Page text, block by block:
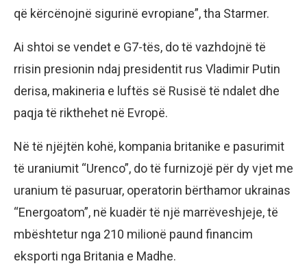
që kërcënojnë sigurinë evropiane”, tha Starmer.
Ai shtoi se vendet e G7-tës, do të vazhdojnë të
rrisin presionin ndaj presidentit rus Vladimir Putin
derisa, makineria e luftës së Rusisë të ndalet dhe
paqja të rikthehet në Evropë.
Në të njëjtën kohë, kompania britanike e pasurimit
të uraniumit “Urenco”, do të furnizojë për dy vjet me
uranium të pasuruar, operatorin bërthamor ukrainas
“Energoatom”, në kuadër të një marrëveshjeje, të
mbështetur nga 210 milionë paund financim
eksporti nga Britania e Madhe.